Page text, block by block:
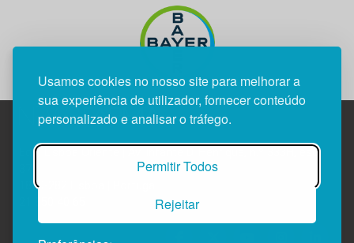
Usamos cookies no nosso site para melhorar a
sua experiência de utilizador, fornecer conteúdo
personalizado e analisar o tráfego.
Permitir Todos
Rejeitar
Edif. Lisboa Oriente | Av. Infante D. Henrique, n.º 333H, esc.
1800-282 Lisboa | Portugal